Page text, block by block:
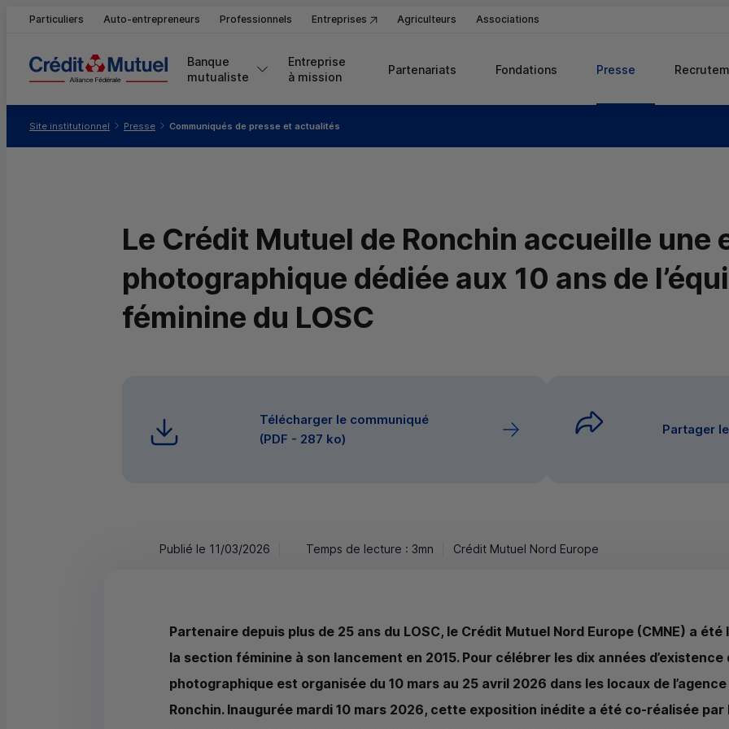
Particuliers Auto-entrepreneurs Professionnels Entreprises Agriculteurs Associations
Banque
mutualiste
Entreprise
à mission
Partenariats Fondations Presse
Site institutionnel Presse Communiqués de presse et actualités
Le Crédit Mutuel de Ronchin accueille une
photographique dédiée aux 10 ans de
féminine du LOSC
Télécharger le communiqué
(PDF - 287 ko)
Partager
Publié le 11/03/2026 Temps de lecture : 3mn Crédit Mutuel Nord Europe
Partenaire depuis plus de 25 ans du LOSC, le Crédit Mutuel Nord Europe (CMNE) a été
la section féminine à son lancement en 2015. Pour célébrer les dix années d’existence
photographique est organisée du 10 mars au 25 avril 2026 dans les locaux de
Ronchin. Inaugurée mardi 10 mars 2026, cette exposition inédite a été co-réalisée par